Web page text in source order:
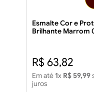
Esmalte Cor e
Brilhante Marrom
R$ 63,82
Em até 1x R$ 59,99
juros